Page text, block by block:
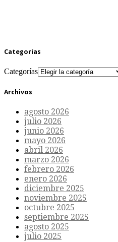
Categorías
Categorías
Archivos
agosto 2026
julio 2026
junio 2026
mayo 2026
abril 2026
marzo 2026
febrero 2026
enero 2026
diciembre 2025
noviembre 2025
octubre 2025
septiembre 2025
agosto 2025
julio 2025